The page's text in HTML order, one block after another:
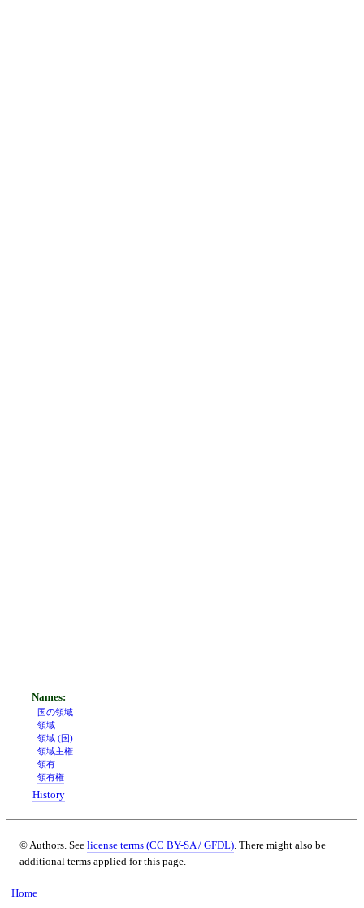
国の領域
領域
領域 (国)
領域主権
領有
領有権
History
© Authors. See license terms (CC BY-SA / GFDL) . There might also be
additional terms applied for this page.
Home